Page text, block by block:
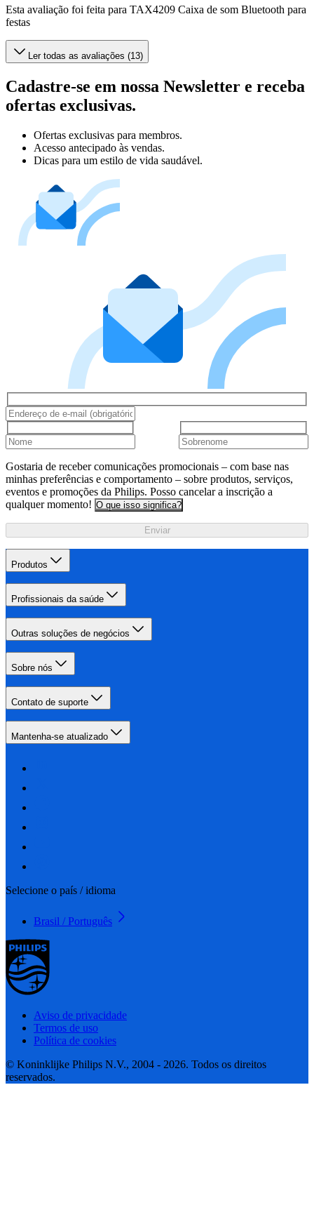
Esta avaliação foi feita para TAX4209 Caixa de som Bluetooth para
festas
Ler todas as avaliações (13)
Cadastre-se em nossa Newsletter e receba
ofertas exclusivas.
Ofertas exclusivas para membros.
Acesso antecipado às vendas.
Dicas para um estilo de vida saudável.
Gostaria de receber comunicações promocionais – com base nas
minhas preferências e comportamento – sobre produtos, serviços,
eventos e promoções da Philips. Posso cancelar a inscrição a
qualquer momento! O que isso significa?
Enviar
Produtos
Profissionais da saúde
Outras soluções de negócios
Sobre nós
Contato de suporte
Mantenha-se atualizado
Selecione o país / idioma
Brasil / Português
Aviso de privacidade
Termos de uso
Política de cookies
© Koninklijke Philips N.V., 2004 - 2026. Todos os direitos
reservados.